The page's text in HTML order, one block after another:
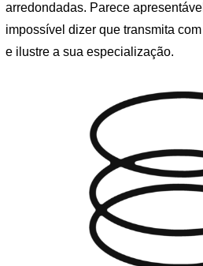
arredondadas. Parece
impossível dizer que transmita
e ilustre a sua especialização.